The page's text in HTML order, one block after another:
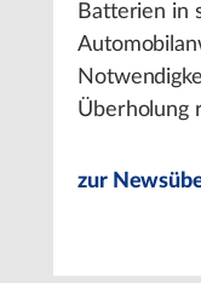
Batterien in
Überholung
zur